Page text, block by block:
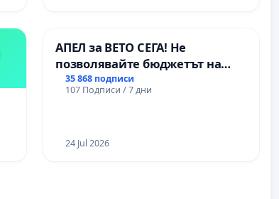
АПЕЛ за ВЕТО СЕГА! Не
позволявайте бюджетът на
Радев да открадне парите и
правата ни в тъмното
35 868 подписи
107 Подписи / 7 дни
24 Jul 2026